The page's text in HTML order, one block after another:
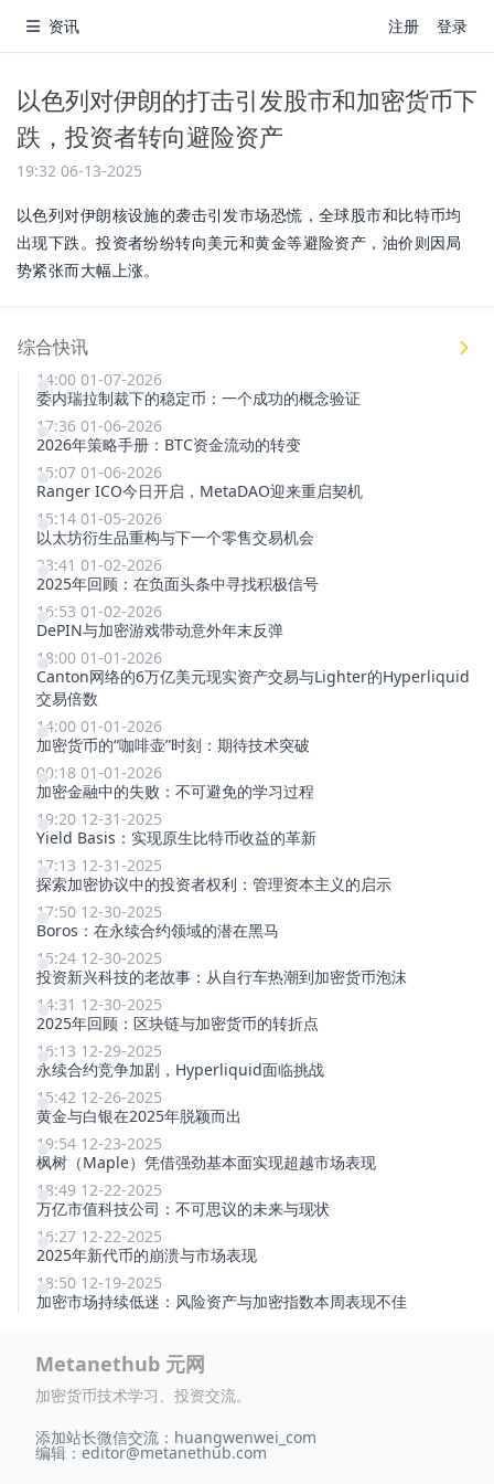
资讯 注册 登录
以色列对伊朗的打击引发股市和加密货币下
跌，投资者转向避险资产
19:32 06-13-2025
以色列对伊朗核设施的袭击引发市场恐慌，全球股市和比特币均
出现下跌。投资者纷纷转向美元和黄金等避险资产，油价则因局
势紧张而大幅上涨。
综合快讯
14:00 01-07-2026
委内瑞拉制裁下的稳定币：一个成功的概念验证
17:36 01-06-2026
2026年策略手册：BTC资金流动的转变
15:07 01-06-2026
Ranger ICO今日开启，MetaDAO迎来重启契机
15:14 01-05-2026
以太坊衍生品重构与下一个零售交易机会
23:41 01-02-2026
2025年回顾：在负面头条中寻找积极信号
16:53 01-02-2026
DePIN与加密游戏带动意外年末反弹
18:00 01-01-2026
Canton网络的6万亿美元现实资产交易与Lighter的Hyperliquid
交易倍数
14:00 01-01-2026
加密货币的“咖啡壶”时刻：期待技术突破
00:18 01-01-2026
加密金融中的失败：不可避免的学习过程
19:20 12-31-2025
Yield Basis：实现原生比特币收益的革新
17:13 12-31-2025
探索加密协议中的投资者权利：管理资本主义的启示
17:50 12-30-2025
Boros：在永续合约领域的潜在黑马
15:24 12-30-2025
投资新兴科技的老故事：从自行车热潮到加密货币泡沫
14:31 12-30-2025
2025年回顾：区块链与加密货币的转折点
16:13 12-29-2025
永续合约竞争加剧，Hyperliquid面临挑战
15:42 12-26-2025
黄金与白银在2025年脱颖而出
19:54 12-23-2025
枫树（Maple）凭借强劲基本面实现超越市场表现
18:49 12-22-2025
万亿市值科技公司：不可思议的未来与现状
16:27 12-22-2025
2025年新代币的崩溃与市场表现
18:50 12-19-2025
加密市场持续低迷：风险资产与加密指数本周表现不佳
Metanethub 元网
加密货币技术学习、投资交流。
添加站长微信交流：huangwenwei_com
编辑：editor@metanethub.com